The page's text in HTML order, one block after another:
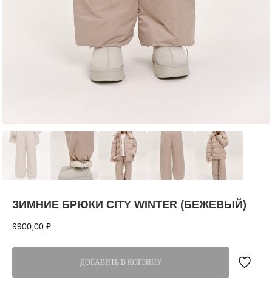
ЗИМНИЕ БРЮКИ CITY WINTER (БЕЖЕВЫЙ)
9900,00 ₽
ДОБАВИТЬ В КОРЗИНУ